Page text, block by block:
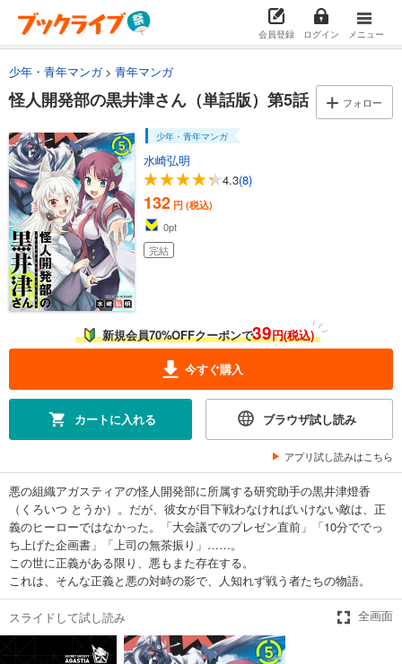
会員登録 ログイン メニュー
少年・青年マンガ 青年マンガ
怪人開発部の黒井津さん（単話版）第5話 フォロー
少年・青年マンガ
水崎弘明
4.3(8)
132 円 (税込)
0pt
完結
新規会員70%OFFクーポンで39円(税込)
今すぐ購入
カートに入れる ブラウザ試し読み
アプリ試し読みはこちら
悪の組織アガスティアの怪人開発部に所属する研究助手の黒井津燈香
（くろいつ とうか）。だが、彼女が目下戦わなければいけない敵は、正
義のヒーローではなかった。「大会議でのプレゼン直前」「10分ででっ
ち上げた企画書」「上司の無茶振り」……。
この世に正義がある限り、悪もまた存在する。
これは、そんな正義と悪の対峙の影で、人知れず戦う者たちの物語。
スライドして試し読み 全画面